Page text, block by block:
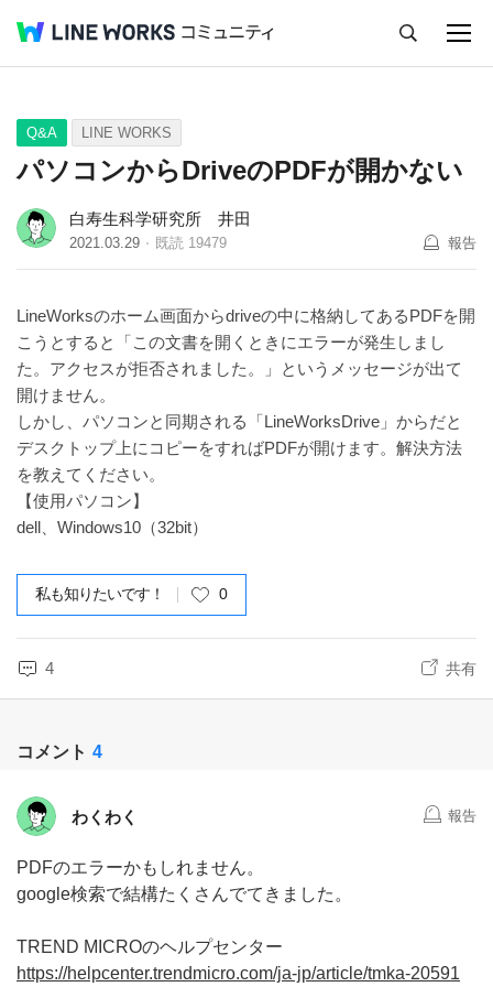
Q&A Tips Ideas
Q&A LINE WORKS
パソコンからDriveのPDFが開かない
白寿生科学研究所 井田
2021.03.29 既読 19479 報告
LineWorksのホーム画面からdriveの中に格納してあるPDFを開
こうとすると「この文書を開くときにエラーが発生しまし
た。アクセスが拒否されました。」というメッセージが出て
開けません。
しかし、パソコンと同期される「LineWorksDrive」からだと
デスクトップ上にコピーをすればPDFが開けます。解決方法
を教えてください。
【使用パソコン】
dell、Windows10（32bit）
私も知りたいです！ 0
4 共有
コメント 4
わくわく 報告
PDFのエラーかもしれません。
google検索で結構たくさんでてきました。
TREND MICROのヘルプセンター
https://helpcenter.trendmicro.com/ja-jp/article/tmka-20591